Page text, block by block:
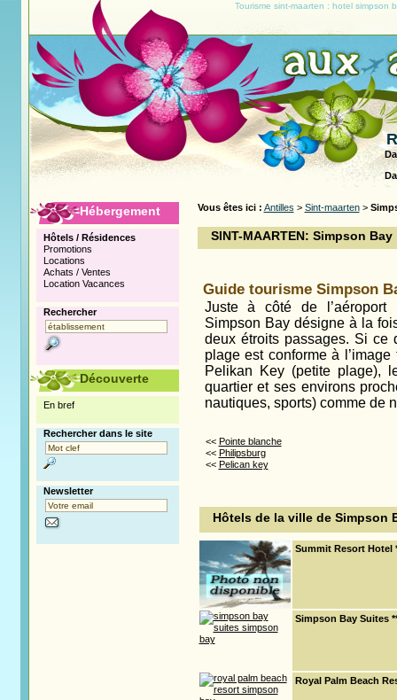
Tourisme sint-maarten : hotel simpson
Vous êtes ici : Antilles > Sint-maarten>
SINT-MAARTEN: Simpson Bay
Guide tourisme Simpson
Juste à côté de l’aéroport
Simpson Bay désigne à la
deux étroits passages. Si ce
plage est conforme à
Pelikan Key (petite plage),
quartier et ses environs
nautiques, sports) comme de
<< Pointe blanche
<< Philipsburg
<< Pelican key
Hôtels de la ville de Simpson
Summit Resort Hotel
Simpson Bay Suites
Royal Palm Beach
Hébergement
Hôtels / Résidences
Promotions
Locations
Achats / Ventes
Location Vacances
Rechercher
Découverte
En bref
Rechercher dans le site
Newsletter